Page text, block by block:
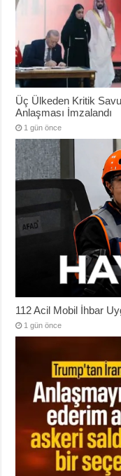
Üç Ülkeden Kritik
Anlaşması İmzalandı
1 gün önce
112 Acil Mobil İhbar
1 gün önce